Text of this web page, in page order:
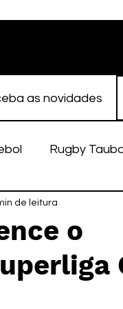
as novidades
Rugby
EC Taubaté
Fut7
o
de leitura